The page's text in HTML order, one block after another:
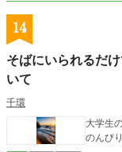
14
そばにいられるだ
いて
千環
大学生
のんび